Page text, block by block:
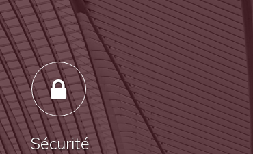
Sécurité